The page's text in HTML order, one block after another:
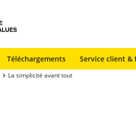
Téléchargements Service client
La simplicité avant tout